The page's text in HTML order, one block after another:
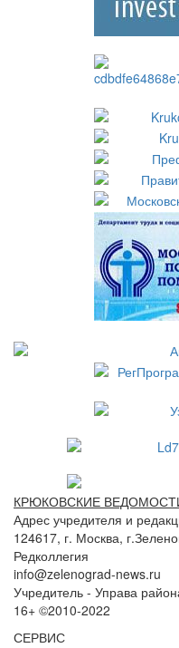
КРЮКОВСКИЕ
Адрес учредителя и
124617, г. Москва,
Редколлегия
info@zelenograd-news.ru
Учредитель - Управа
16+ ©2010-2022
СЕРВИС